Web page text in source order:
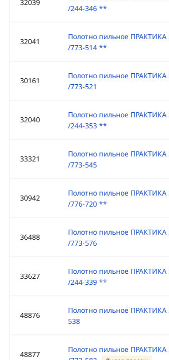
32039
/244-346 **
32041
Полотно пильное ПРАКТИКА
/773-514 **
30161
Полотно пильное ПРАКТИКА
/773-521
32040
Полотно пильное ПРАКТИКА
/244-353 **
33321
Полотно пильное ПРАКТИКА
/773-545
30942
Полотно пильное ПРАКТИКА
/776-720 **
36488
Полотно пильное ПРАКТИКА
/773-576
33627
Полотно пильное ПРАКТИКА
/244-339 **
48876
Полотно пильное ПРАКТИКА
538
48877
Полотно пильное ПРАКТИКА